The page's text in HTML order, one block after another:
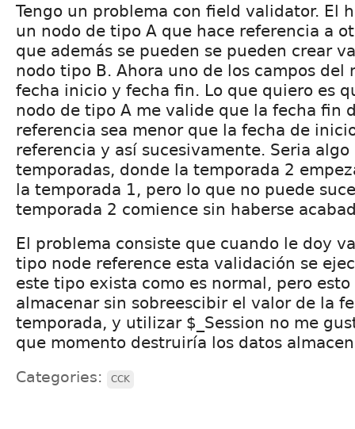
Tengo un problema con field validator. El
un nodo de tipo A que hace referencia a
que además se pueden se pueden crear
nodo tipo B. Ahora uno de los campos del
fecha inicio y fecha fin. Lo que quiero es
nodo de tipo A me valide que la fecha fin
referencia sea menor que la fecha de
referencia y así sucesivamente. Seria algo
temporadas, donde la temporada 2
la temporada 1, pero lo que no puede
temporada 2 comience sin haberse
El problema consiste que cuando le doy
tipo node reference esta validación se
este tipo exista como es normal, pero
almacenar sin sobreescibir el valor de la
temporada, y utilizar $_Session no me
que momento destruiría los datos
Categories: CCK